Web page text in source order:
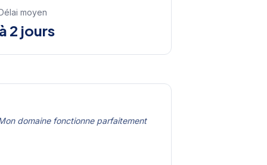
moyen
2 jours
domaine fonctionne parfaitement